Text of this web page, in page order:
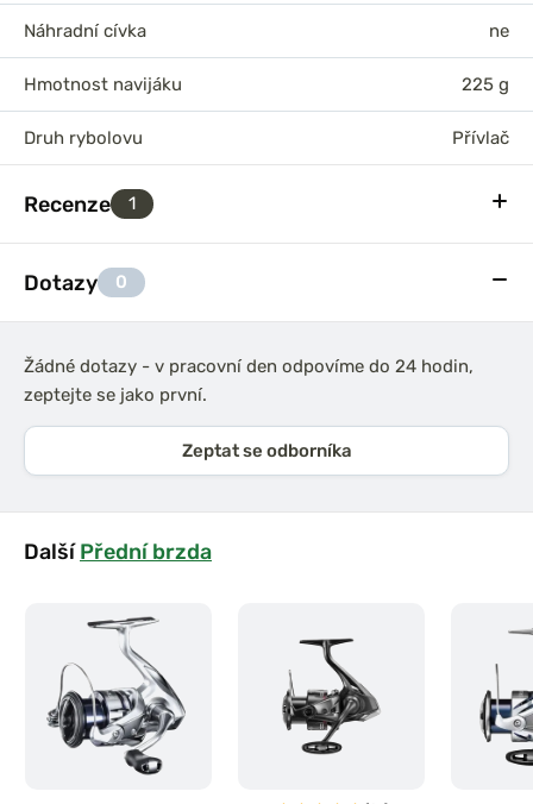
Náhradní cívka ne
Hmotnost navijáku 225 g
Druh rybolovu Přívlač
Recenze 1
Dotazy 0
Žádné dotazy - v pracovní den odpovíme do 24 hodin,
zeptejte se jako první.
Zeptat se odborníka
DalšíPřední brzda